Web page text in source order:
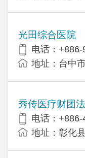
光田综合医院
电话：
地址：台中
秀传医疗财团
电话：+886-
地址：彰化